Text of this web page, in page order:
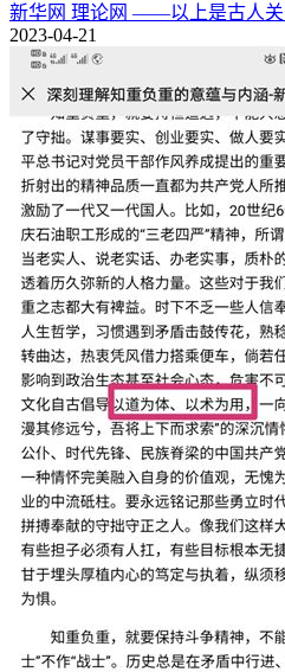
新华网 理论网 ——以上是古人关
2023-04-21